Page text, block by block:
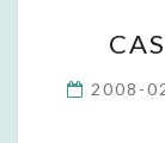
2008-